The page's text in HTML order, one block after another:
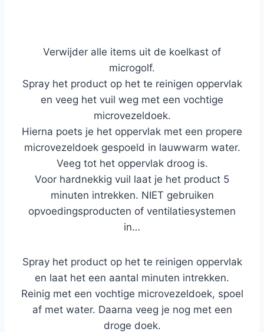
Verwijder alle items uit de koelkast of
microgolf.
Spray het product op het te reinigen oppervlak
en veeg het vuil weg met een vochtige
microvezeldoek.
Hierna poets je het oppervlak met een propere
microvezeldoek gespoeld in lauwwarm water.
Veeg tot het oppervlak droog is.
Voor hardnekkig vuil laat je het product 5
minuten intrekken. NIET gebruiken
opvoedingsproducten of ventilatiesystemen
in…
Spray het product op het te reinigen oppervlak
en laat het een aantal minuten intrekken.
Reinig met een vochtige microvezeldoek, spoel
af met water. Daarna veeg je nog met een
droge doek.